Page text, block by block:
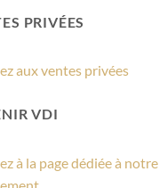
PRIVÉES
aux ventes privées
VDI
à la page dédiée à notre